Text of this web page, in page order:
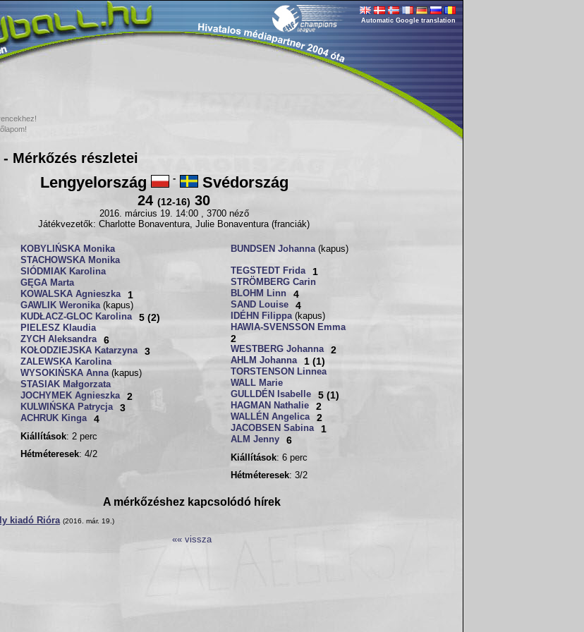
Automatic Google translation
Mérkőzés részletei
Lengyelország - Svédország
24 (12-16) 30
2016. március 19. 14:00 , 3700 néző
Játékvezetők: Charlotte Bonaventura, Julie Bonaventura (franciák)
KOBYLIŃSKA Monika
STACHOWSKA Monika
SIÓDMIAK Karolina
GĘGA Marta
KOWALSKA Agnieszka
1
GAWLIK Weronika(kapus)
KUDŁACZ-GLOC Karolina
5 (2)
PIELESZ Klaudia
ZYCH Aleksandra
6
KOŁODZIEJSKA Katarzyna 3
ZALEWSKA Karolina
WYSOKIŃSKA Anna(kapus)
STASIAK Małgorzata
JOCHYMEK Agnieszka
2
KULWIŃSKA Patrycja 3
ACHRUK Kinga 4
Kiállítások: 2 perc
Hétméteresek: 4/2
BUNDSEN Johanna(kapus)
TEGSTEDT Frida 1
STRÖMBERG Carin
BLOHM Linn
4
SAND Louise 4
IDÉHN Filippa(kapus)
HAWIA-SVENSSON Emma
2
WESTBERG Johanna 2
AHLM Johanna 1 (1)
TORSTENSON Linnea
WALL Marie
GULLDÉN Isabelle
5 (1)
HAGMAN Nathalie 2
WALLÉN Angelica 2
JACOBSEN Sabina 1
ALM Jenny 6
Kiállítások: 6 perc
Hétméteresek: 3/2
A mérkőzéshez kapcsolódó hírek
kiadó Rióra (2016. már. 19.)
«« vissza